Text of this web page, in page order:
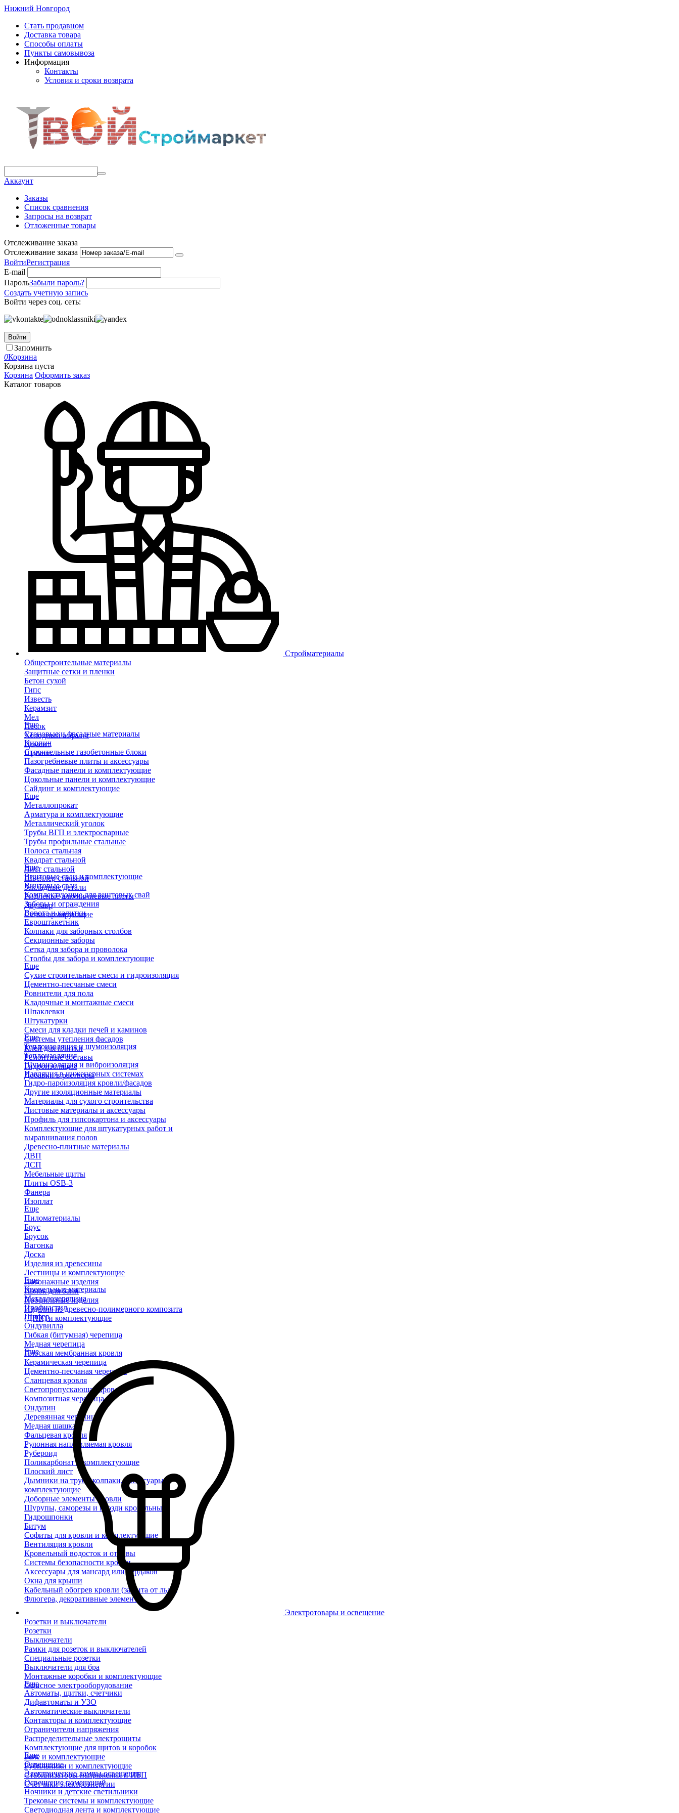
Нижний Новгород
Стать продавцом
Доставка товара
Способы оплаты
Пункты самовывоза
Информация
Контакты
Условия и сроки возврата
Аккаунт
Заказы
Список сравнения
Запросы на возврат
Отложенные товары
Отслеживание заказа
Отслеживание заказа
ВойтиРегистрация
E-mail
ПарольЗабыли пароль?
Создать учетную запись
Войти через соц. сеть:
Войти
Запомнить
0Корзина
Корзина пуста
Корзина Оформить заказ
Каталог товаров
Стройматериалы
Общестроительные материалы
Защитные сетки и пленки
Бетон сухой
Гипс
Известь
Керамзит
Мел
Песок
Холодный асфальт
Цемент
Щебень
Еще
Стеновые и фасадные материалы
Кирпич
Строительные газобетонные блоки
Пазогребневые плиты и аксессуары
Фасадные панели и комплектующие
Цокольные панели и комплектующие
Сайдинг и комплектующие
Еще
Металлопрокат
Арматура и комплектующие
Металлический уголок
Трубы ВГП и электросварные
Трубы профильные стальные
Полоса стальная
Квадрат стальной
Лист стальной
Швеллер стальной
Закладные детали
Рифленые алюминиевые листы
Двутавр
Сетки армирующие
Еще
Винтовые сваи и комплектующие
Винтовые сваи
Комплектующие для винтовых свай
Заборы и ограждения
Ворота и калитки
Евроштакетник
Колпаки для заборных столбов
Секционные заборы
Сетка для забора и проволока
Столбы для забора и комплектующие
Еще
Сухие строительные смеси и гидроизоляция
Цементно-песчаные смеси
Ровнители для пола
Кладочные и монтажные смеси
Шпаклевки
Штукатурки
Смеси для кладки печей и каминов
Системы утепления фасадов
Клей для плитки
Ремонтные составы
Гидроизоляция
Добавки в растворы
Еще
Теплоизоляция и шумоизоляция
Теплоизоляция
Шумоизоляция и виброизоляция
Изоляция в инженерных системах
Гидро-пароизоляция кровли/фасадов
Другие изоляционные материалы
Материалы для сухого строительства
Листовые материалы и аксессуары
Профиль для гипсокартона и аксессуары
Комплектующие для штукатурных работ и
выравнивания полов
Древесно-плитные материалы
ДВП
ДСП
Мебельные щиты
Плиты OSB-3
Фанера
Изоплат
Еще
Пиломатериалы
Брус
Брусок
Вагонка
Доска
Изделия из древесины
Лестницы и комплектующие
Погонажные изделия
Полок для бани
Профильные изделия
Изделия из древесно-полимерного композита
(ДПК) и комплектующие
Еще
Кровельные материалы
Металлочерепица
Профнастил
Шифер
Ондувилла
Гибкая (битумная) черепица
Медная черепица
Плоская мембранная кровля
Керамическая черепица
Цементно-песчаная черепица
Сланцевая кровля
Светопропускающая кровля
Композитная черепица
Ондулин
Деревянная черепица
Медная шашка
Фальцевая кровля
Рулонная наплавляемая кровля
Рубероид
Поликарбонат и комплектующие
Плоский лист
Дымники на трубу, колпаки, аксессуары и
комплектующие
Доборные элементы кровли
Шурупы, саморезы и гвозди кровельные
Гидрошпонки
Битум
Софиты для кровли и комплектующие
Вентиляция кровли
Кровельный водосток и отливы
Системы безопасности кровли
Аксессуары для мансард или чердаков
Окна для крыши
Кабельный обогрев кровли (защита от льда)
Флюгера, декоративные элементы
Еще
Электротовары и освещение
Розетки и выключатели
Розетки
Выключатели
Рамки для розеток и выключателей
Специальные розетки
Выключатели для бра
Монтажные коробки и комплектующие
Офисное электрооборудование
Еще
Автоматы, щитки, счетчики
Дифавтоматы и УЗО
Автоматические выключатели
Контакторы и комплектующие
Ограничители напряжения
Распределительные электрощиты
Комплектующие для щитов и коробок
Реле и комплектующие
Рубильники и комплектующие
Стабилизаторы напряжения и ИБП
Счетчики электроэнергии
Еще
Освещение
Электрические лампы освещения
Освещение помещений
Ночники и детские светильники
Трековые системы и комплектующие
Светодиодная лента и комплектующие